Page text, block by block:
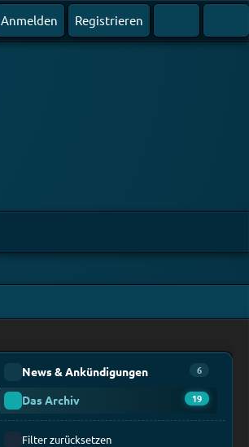
Anmelden Registrieren
News & Ankündigungen 6
Das Archiv 19
Filter zurücksetzen